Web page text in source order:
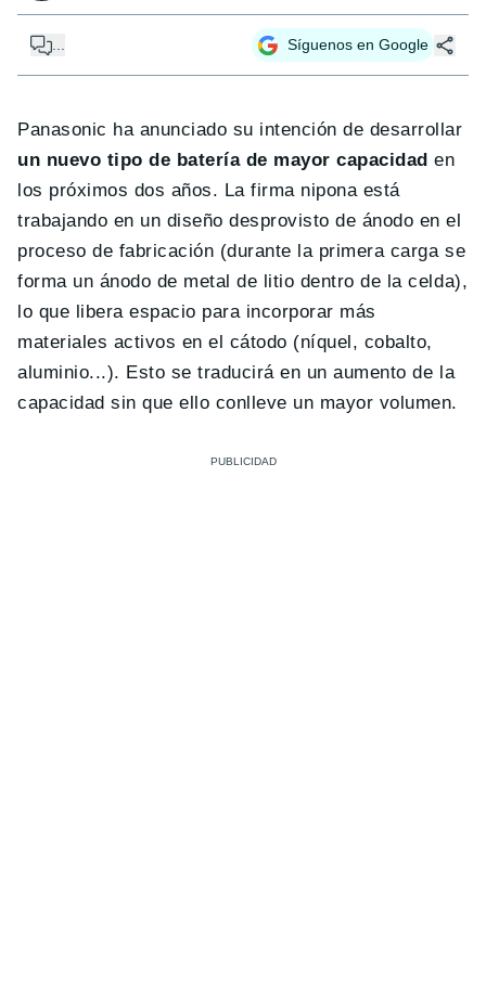
... Síguenos en Google
Panasonic ha anunciado su intención de desarrollar
un nuevo tipo de batería de mayor capacidaden
los próximos dos años. La firma nipona está
trabajando en un diseño desprovisto de ánodo en el
proceso de fabricación (durante la primera carga se
forma un ánodo de metal de litio dentro de la celda),
lo que libera espacio para incorporar más
materiales activos en el cátodo (níquel, cobalto,
aluminio...). Esto se traducirá en un aumento de la
capacidad sin que ello conlleve un mayor volumen.